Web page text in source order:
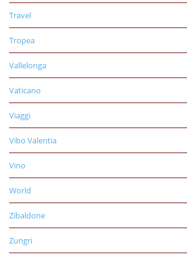
Travel
Tropea
Vallelonga
Vaticano
Viaggi
Vibo Valentia
Vino
World
Zibaldone
Zungri